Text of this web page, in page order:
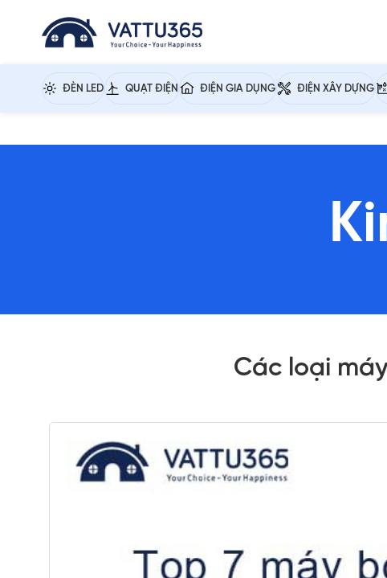
ĐÈN LED QUẠT ĐIỆN ĐIỆN GIA DỤNG ĐIỆN XÂY DỰNG
Các loại